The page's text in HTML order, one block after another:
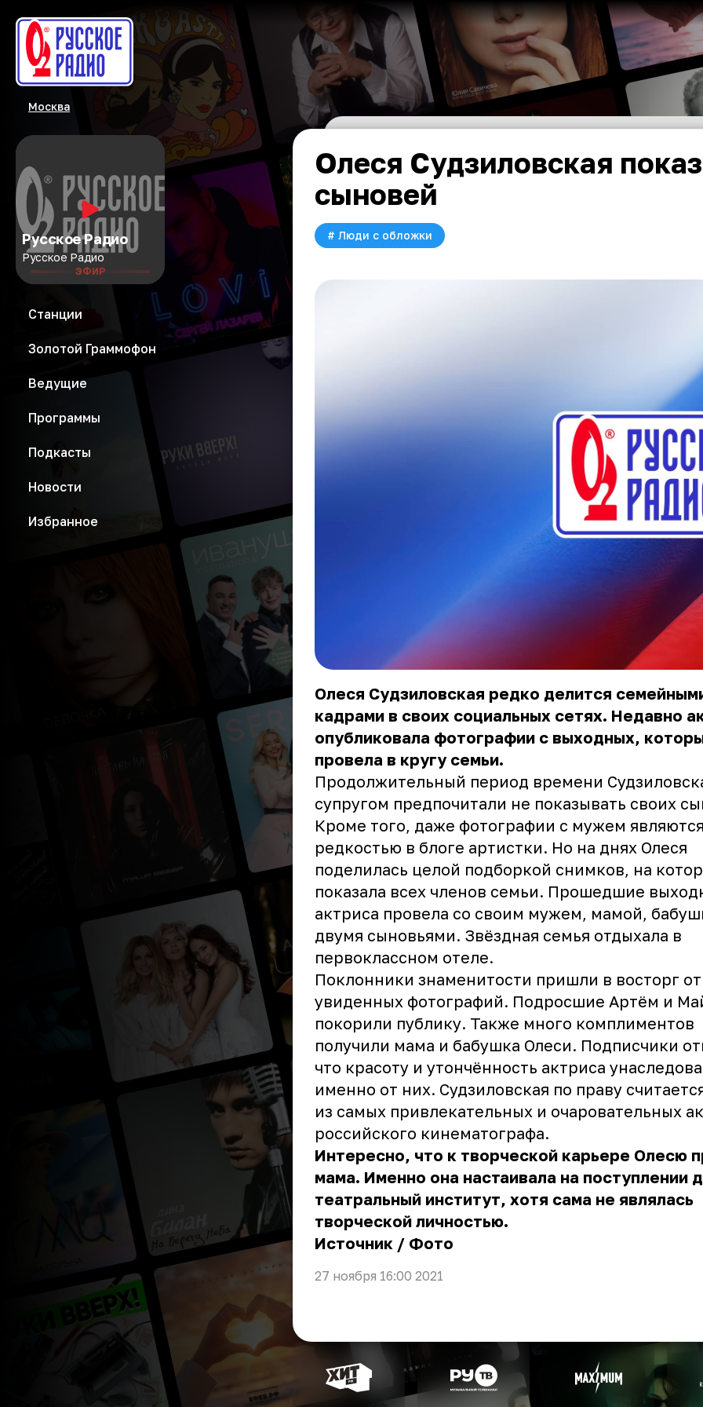
Москва
Русское Радио
Русское Радио
ЭФИР
Станции
Золотой Граммофон
Ведущие
Программы
Подкасты
Новости
Избранное
Олеся Судзиловская
сыновей
# Люди с обложки
Олеся Судзиловская редко делится
кадрами в своих социальных сетях. Недавно
опубликовала фотографии с выходных,
провела в кругу семьи.
Продолжительный период времени
супругом предпочитали не показывать своих
Кроме того, даже фотографии с мужем
редкостью в блоге артистки. Но на днях Олеся
поделилась целой подборкой снимков, на
показала всех членов семьи. Прошедшие
актриса провела со своим мужем, мамой,
двумя сыновьями. Звёздная семья отдыхала в
первоклассном отеле.
Поклонники знаменитости пришли в восторг от
увиденных фотографий. Подросшие Артём и
покорили публику. Также много комплиментов
получили мама и бабушка Олеси. Подписчики
что красоту и утончённость актриса
именно от них. Судзиловская по праву
из самых привлекательных и очаровательных
российского кинематографа.
Интересно, что к творческой карьере Олесю
мама. Именно она настаивала на поступлении
театральный институт, хотя сама не являлась
творческой личностью.
Источник / Фото
27 ноября 16:00 2021